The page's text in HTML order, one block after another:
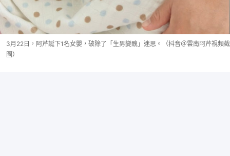
3月22日，阿芹誕下1名女嬰，破除了「生男變醜」迷思。（抖音＠雲南阿芹視頻截
圖）